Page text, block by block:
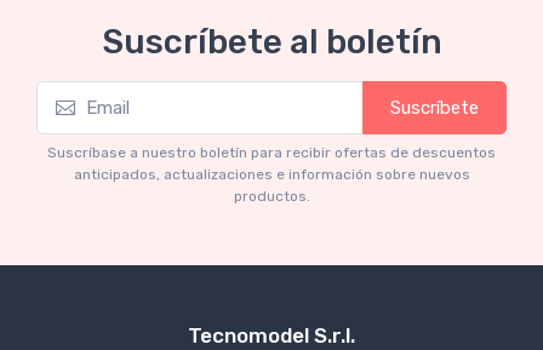
Mythos Collection 1-18
Ferrari 166 MM Abarth Metallic Silver Press
Version 1953 scala 1/18
€227.05
Suscríbete al boletín
Suscríbete
Suscríbase a nuestro boletín para recibir ofertas de descuentos
anticipados, actualizaciones e información sobre nuevos
productos.
Tecnomodel S.r.l.